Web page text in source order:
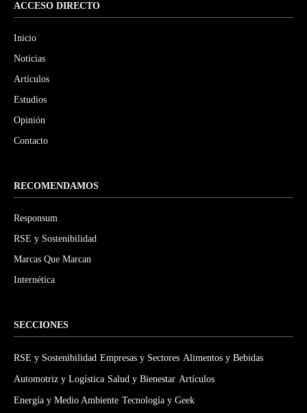
ACCESO DIRECTO
Inicio
Noticias
Artículos
Estudios
Opinión
Contacto
RECOMENDAMOS
Responsum
RSE y Sostenibilidad
Marcas Que Marcan
Internética
SECCIONES
RSE y Sostenibilidad Empresas y Sectores Alimentos y Bebidas
Automotriz y Logística Salud y Bienestar Artículos
Energía y Medio Ambiente Tecnología y Geek